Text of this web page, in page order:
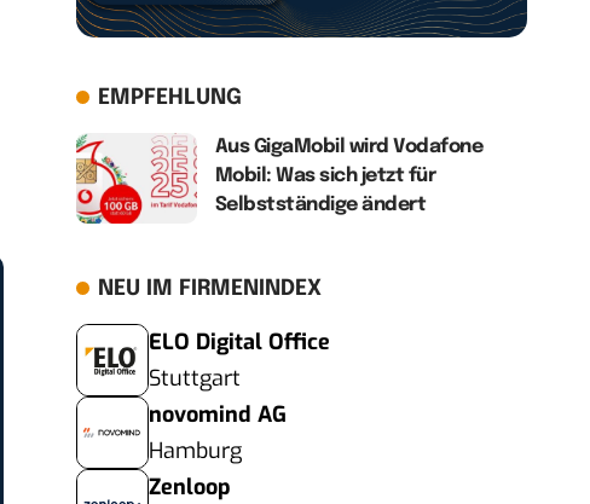
EMPFEHLUNG
Aus GigaMobil wird Vodafone
Mobil: Was sich jetzt für
Selbstständige ändert
NEU IM FIRMENINDEX
ELO Digital Office
Stuttgart
novomind AG
Hamburg
Zenloop